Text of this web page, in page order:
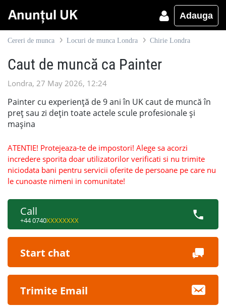
Adauga
Cereri de munca Locuri de munca Londra Chirie Londra
Caut de muncă ca Painter
Londra, 27 May 2026, 12:24
Painter cu experiență de 9 ani în UK caut de muncă în
preț sau zi dețin toate actele scule profesionale și
mașina
ATENTIE! Protejeaza-te de impostori! Alege sa acorzi
incredere sporita doar utilizatorilor verificati si nu trimite
niciodata bani pentru servicii oferite de persoane pe care nu
le cunoaste nimeni in comunitate!
Call
+44 0740XXXXXXXX
Start chat
Trimite Email